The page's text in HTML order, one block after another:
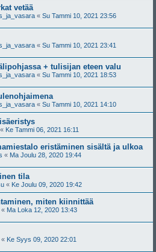
vetää
« Su Tammi 10, 2021 23:56
« Su Tammi 10, 2021 23:41
+ tulisijan eteen valu
« Su Tammi 10, 2021 18:53
« Su Tammi 10, 2021 14:10
« Ke Tammi 06, 2021 16:11
eristäminen sisältä ja ulkoa
« Ma Joulu 28, 2020 19:44
tila
« Ke Joulu 09, 2020 19:42
miten kiinnittää
« Ma Loka 12, 2020 13:43
« Ke Syys 09, 2020 22:01